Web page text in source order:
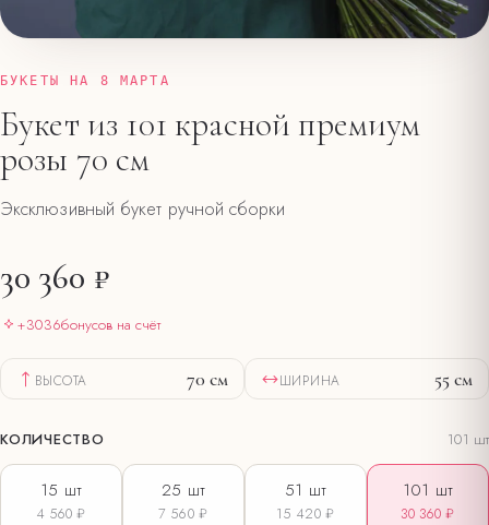
БУКЕТЫ НА 8 МАРТА
Букет из 101 красной премиум
розы 70 см
Эксклюзивный букет ручной сборки
30 360 ₽
+3036бонусов на счёт
ВЫСОТА 70 см ШИРИНА 55 см
КОЛИЧЕСТВО 101 шт
15 шт
4 560 ₽
25 шт
7 560 ₽
51 шт
15 420 ₽
101 шт
30 360 ₽